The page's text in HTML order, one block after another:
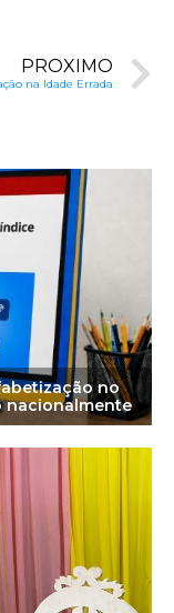
PRÓXIMO
na Idade Errada
no
nacionalmente